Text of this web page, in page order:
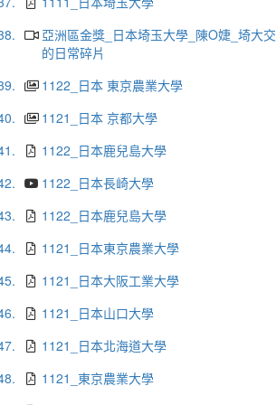
亞洲區金獎_日本埼玉大學_陳O婕_埼大
的日常碎片
1122_日本 東京農業大學
1121_日本 京都大學
1122_日本鹿兒島大學
1122_日本長崎大學
1122_日本鹿兒島大學
1121_日本東京農業大學
1121_日本大阪工業大學
1121_日本山口大學
1121_日本北海道大學
1121_東京農業大學